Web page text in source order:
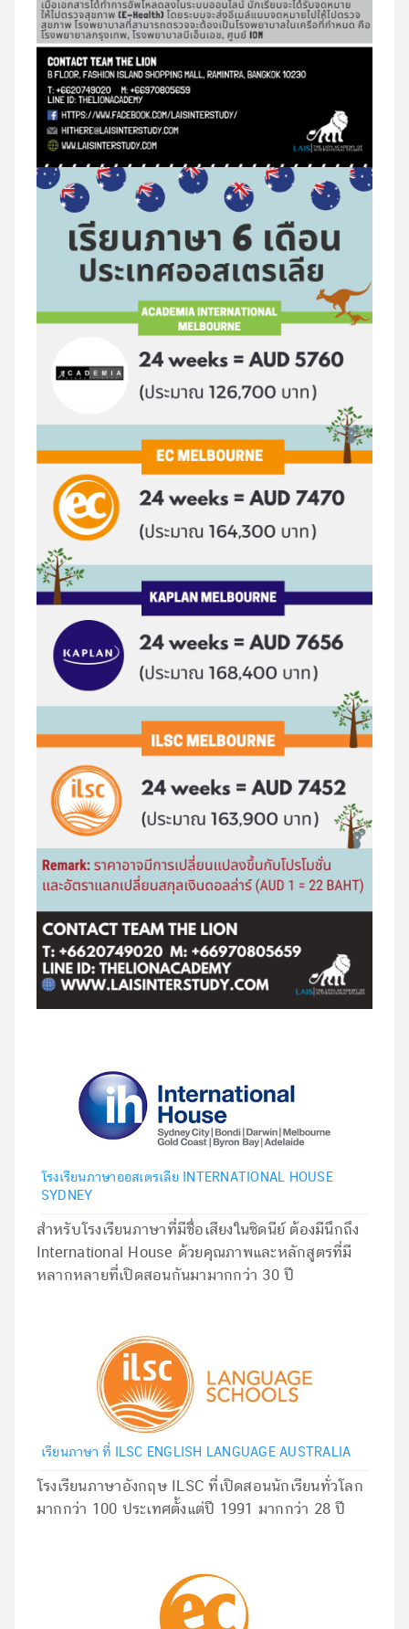
โรงเรียนภาษาออสเตรเลีย INTERNATIONAL HOUSE
SYDNEY
สำหรับโรงเรียนภาษาที่มีชื่อเสียงในซิดนีย์ ต้องมีนึกถึง
International House ด้วยคุณภาพและหลักสูตรที่มี
หลากหลายที่เปิดสอนกันมามากกว่า 30 ปี
เรียนภาษา ที่ ILSC ENGLISH LANGUAGE AUSTRALIA
โรงเรียนภาษาอังกฤษ ILSC ที่เปิดสอนนักเรียนทั่วโลก
มากกว่า 100 ประเทศตั้งแต่ปี 1991 มากกว่า 28 ปี